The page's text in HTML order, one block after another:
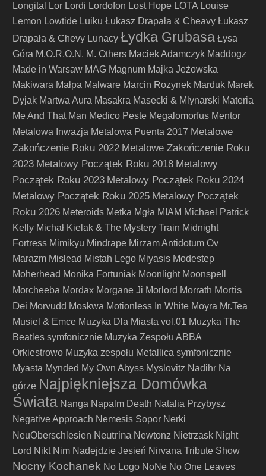
Longital Lor Lordi Lordofon Lost Hope LOTA Louise
Lemon Lowtide Luiku Łukasz Drapała & Cheavy Łukasz
Drapała & Chevy Lunacy Łydka Grubasa Łysa
Góra M.O.R.O.N. M. Others Maciek Adamczyk Maddogz
Made in Warsaw MAG Magnum Majka Jeżowska
Makiwara Małpa Malware Marcin Rozynek Marduk Marek
Dyjak Martwa Aura Masakra Masecki & Mlynarski Materia
Me And That Man Medico Peste Megalomorfus Mentor
Metalowa Inwazja Metalowa Puenta 2017 Metalowe
Zakończenie Roku 2022 Metalowe Zakończenie Roku
2023 Metalowy Początek Roku 2018 Metalowy
Początek Roku 2023 Metalowy Początek Roku 2024
Metalowy Początek Roku 2025 Metalowy Początek
Roku 2026 Meteroids Metka Mgła MIAM Michael Patrick
Kelly Michał Kielak & The Mystery Train Midnight
Fortress Mimikyu Mindrape Mirzam Antidotum Ov
Marazm Mislead Mistah Lego Miyasis Modestep
Moherhead Monika Fortuniak Moonlight Moonspell
Morcheeba Mordax Morgane Ji Morlord Morrath Mortis
Dei Morvudd Moskwa Motionless In White Moyra Mr.Tea
Musiel & Emce Muzyka Dla Miasta vol.01 Muzyka The
Beatles symfonicznie Muzyka Zespołu ABBA
Orkiestrowo Muzyka zespołu Metallica symfonicznie
Myasta Mynded My Own Abyss Myslovitz Nadihr Na
górze Najpiękniejsza Domówka
Świata Nanga Napalm Death Natalia Przybysz
Negative Approach Nemesis Sopor Nerki
NeuOberschlesien Neutrina Newtonz Nietrzask Night
Lord Nikt Nim Nadejdzie Jesień Nirvana Tribute Show
Nocny Kochanek No Logo NoNe No One Leaves